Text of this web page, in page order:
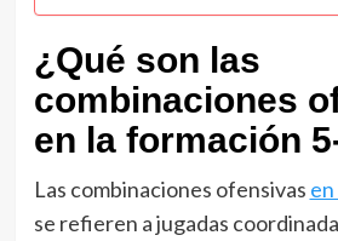
¿Qué son las
combinaciones
en la formación
Las combinaciones ofensivas
se refieren a jugadas